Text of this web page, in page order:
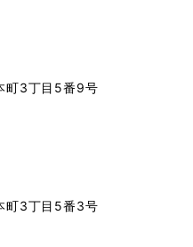
町3丁目5番9号
町3丁目5番3号